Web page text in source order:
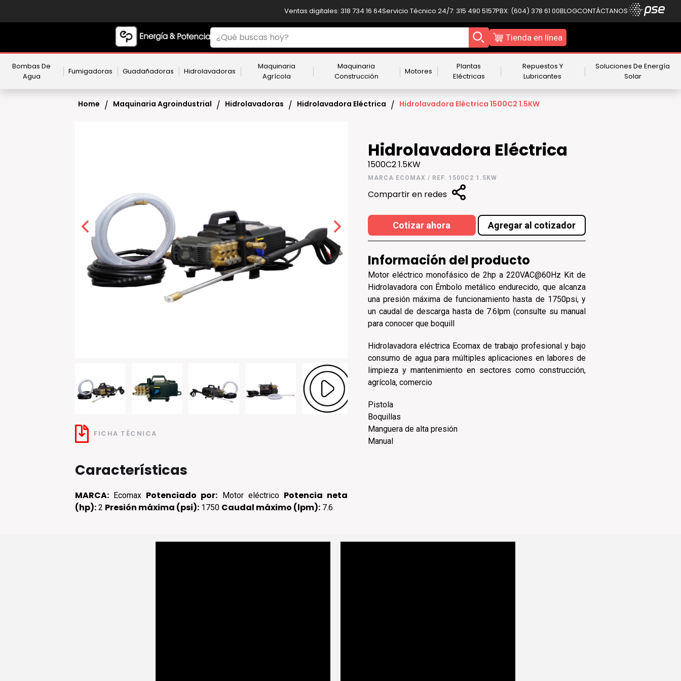
Ventas digitales: 318 734 16 64Servicio Técnico 24/7: 315 490 5157PBX: (604) 378 61 00BLOGCONTÁCTANOS
Tienda en línea
Bombas De
Agua
Fumigadoras Guadañadoras Hidrolavadoras
Maquinaria
Agrícola
Maquinaria
Construcción
Motores
Plantas
Eléctricas
Repuestos Y
Lubricantes
Soluciones De Energía
Solar
Home / Maquinaria Agroindustrial / Hidrolavadoras / Hidrolavadora Eléctrica / Hidrolavadora Eléctrica 1500C2 1.5KW
FICHA TÉCNICA
Características
MARCA: Ecomax Potenciado por: Motor eléctrico Potencia neta
(hp): 2 Presión máxima (psi): 1750 Caudal máximo (lpm): 7.6
Hidrolavadora Eléctrica
1500C2 1.5KW
MARCA ECOMAX / REF. 1500C2 1.5KW
Compartir en redes
Cotizar ahora Agregar al cotizador
Información del producto
Motor eléctrico monofásico de 2hp a 220VAC@60Hz Kit de
Hidrolavadora con Émbolo metálico endurecido, que alcanza
una presión máxima de funcionamiento hasta de 1750psi, y
un caudal de descarga hasta de 7.6lpm (consulte su manual
para conocer que boquill
Hidrolavadora eléctrica Ecomax de trabajo profesional y bajo
consumo de agua para múltiples aplicaciones en labores de
limpieza y mantenimiento en sectores como construcción,
agrícola, comercio
Pistola
Boquillas
Manguera de alta presión
Manual